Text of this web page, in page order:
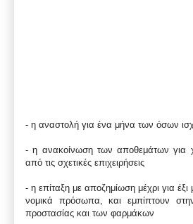
- η αναστολή για ένα μήνα των όσων
- η ανακοίνωση των αποθεμάτων για
από τις σχετικές επιχειρήσεις
- η επίταξη με αποζημίωση μέχρι για
νομικά πρόσωπα, και εμπίπτουν
προστασίας και των φαρμάκων